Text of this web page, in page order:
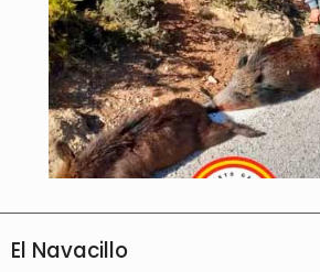
El Navacillo